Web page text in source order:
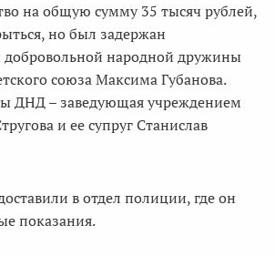
на общую сумму 35 тысяч рублей,
но был задержан
добровольной народной дружины
союза Максима Губанова.
ДНД – заведующая учреждением
и ее супруг Станислав
в отдел полиции, где он
показания.